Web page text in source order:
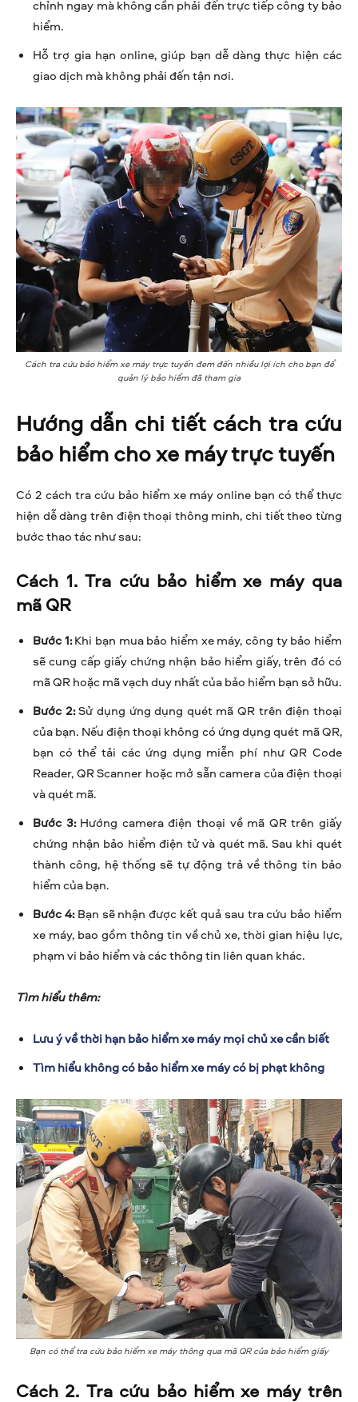
chỉnh ngay mà không cần phải đến trực tiếp công ty bảo
hiểm.
Hỗ trợ gia hạn online, giúp bạn dễ dàng thực hiện các
giao dịch mà không phải đến tận nơi.
Cách tra cứu bảo hiểm xe máy trực tuyến đem đến nhiều lợi ích cho bạn để
quản lý bảo hiểm đã tham gia
Hướng dẫn chi tiết cách tra cứu
bảo hiểm cho xe máy trực tuyến
Có 2 cách tra cứu bảo hiểm xe máy online bạn có thể thực
hiện dễ dàng trên điện thoại thông minh, chi tiết theo từng
bước thao tác như sau:
Cách 1. Tra cứu bảo hiểm xe máy qua
mã QR
Bước 1:Khi bạn mua bảo hiểm xe máy, công ty bảo hiểm
sẽ cung cấp giấy chứng nhận bảo hiểm giấy, trên đó có
mã QR hoặc mã vạch duy nhất của bảo hiểm bạn sở hữu.
Bước 2:Sử dụng ứng dụng quét mã QR trên điện thoại
của bạn. Nếu điện thoại không có ứng dụng quét mã QR,
bạn có thể tải các ứng dụng miễn phí như QR Code
Reader, QR Scanner hoặc mở sẵn camera của điện thoại
và quét mã.
Bước 3:Hướng camera điện thoại về mã QR trên giấy
chứng nhận bảo hiểm điện tử và quét mã. Sau khi quét
thành công, hệ thống sẽ tự động trả về thông tin bảo
hiểm của bạn.
Bước 4:Bạn sẽ nhận được kết quả sau tra cứu bảo hiểm
xe máy, bao gồm thông tin về chủ xe, thời gian hiệu lực,
phạm vi bảo hiểm và các thông tin liên quan khác.
Tìm hiểu thêm:
Lưu ý về thời hạn bảo hiểm xe máy mọi chủ xe cần biết
Tìm hiểu không có bảo hiểm xe máy có bị phạt không
Bạn có thể tra cứu bảo hiểm xe máy thông qua mã QR của bảo hiểm giấy
Cách 2. Tra cứu bảo hiểm xe máy trên